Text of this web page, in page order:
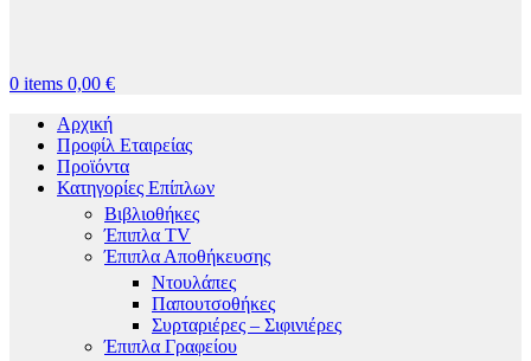
0 items 0,00 €
Αρχική
Προφίλ Εταιρείας
Προϊόντα
Κατηγορίες Επίπλων
Βιβλιοθήκες
Έπιπλα TV
Έπιπλα Αποθήκευσης
Ντουλάπες
Παπουτσοθήκες
Συρταριέρες – Σιφινιέρες
Έπιπλα Γραφείου